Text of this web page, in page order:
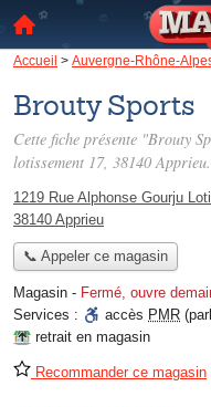
Accueil > Auvergne-Rhône-
Brouty Sports
Cette fiche présente "Brouty
lotissement 17, 38140 Apprieu.
1219 Rue Alphonse Gourju
38140 Apprieu
📞 Appeler ce magasin
Magasin - Fermé, ouvre
Services :
accès PMR
retrait en magasin
Recommander ce magasin